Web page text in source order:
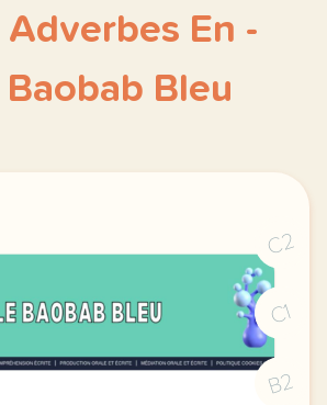
En -
Bleu
C2
C1
B2